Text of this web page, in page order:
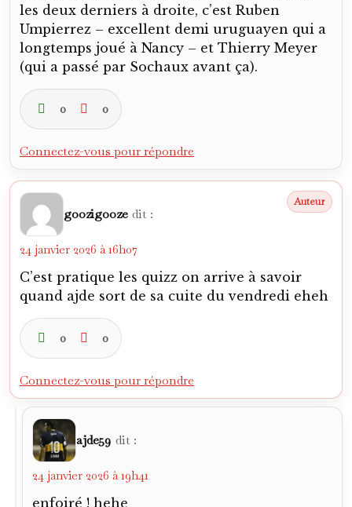
les deux derniers à droite, c’est Ruben
Umpierrez – excellent demi uruguayen qui a
longtemps joué à Nancy – et Thierry Meyer
(qui a passé par Sochaux avant ça).
0 0
Connectez-vous pour répondre
goozigooze dit :
24 janvier 2026 à 16h07
C’est pratique les quizz on arrive à savoir
quand ajde sort de sa cuite du vendredi eheh
0 0
Connectez-vous pour répondre
ajde59 dit :
24 janvier 2026 à 19h41
enfoiré ! hehe